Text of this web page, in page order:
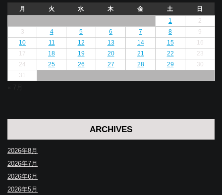
月
火 水 木 金 土
日
1
2
3
4 5 6 7 8
9
10
11 12 13 14 15
16
17
18 19 20 21 22
23
24
25 26 27 28 29
30
31
« 7月
ARCHIVES
2026年8月
2026年7月
2026年6月
2026年5月